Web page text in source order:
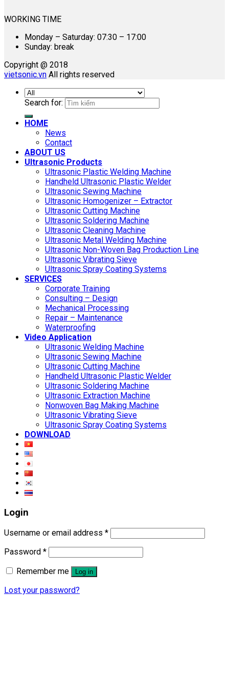
WORKING TIME
Monday – Saturday: 07:30 – 17:00
Sunday: break
Copyright @ 2018
vietsonic.vn All rights reserved
Search for:
HOME
News
Contact
ABOUT US
Ultrasonic Products
Ultrasonic Plastic Welding Machine
Handheld Ultrasonic Plastic Welder
Ultrasonic Sewing Machine
Ultrasonic Homogenizer – Extractor
Ultrasonic Cutting Machine
Ultrasonic Soldering Machine
Ultrasonic Cleaning Machine
Ultrasonic Metal Welding Machine
Ultrasonic Non-Woven Bag Production Line
Ultrasonic Vibrating Sieve
Ultrasonic Spray Coating Systems
SERVICES
Corporate Training
Consulting – Design
Mechanical Processing
Repair – Maintenance
Waterproofing
Video Application
Ultrasonic Welding Machine
Ultrasonic Sewing Machine
Ultrasonic Cutting Machine
Handheld Ultrasonic Plastic Welder
Ultrasonic Soldering Machine
Ultrasonic Extraction Machine
Nonwoven Bag Making Machine
Ultrasonic Vibrating Sieve
Ultrasonic Spray Coating Systems
DOWNLOAD
Login
Username or email address *
Password *
Remember me
Log in
Lost your password?